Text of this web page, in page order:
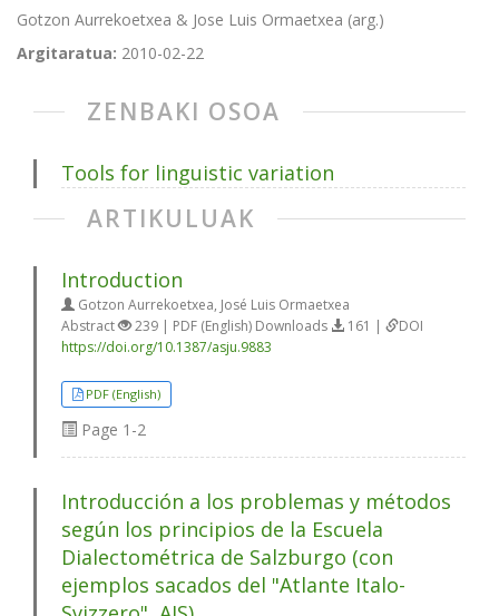
Gotzon Aurrekoetxea & Jose Luis Ormaetxea (arg.)
Argitaratua: 2010-02-22
ZENBAKI OSOA
Tools for linguistic variation
ARTIKULUAK
Introduction
Gotzon Aurrekoetxea, José Luis Ormaetxea
Abstract
239 | PDF (English) Downloads 161 |
DOI
https://doi.org/10.1387/asju.9883
PDF (English)
Page 1-2
Introducción a los problemas y métodos
según los principios de la Escuela
Dialectométrica de Salzburgo (con
ejemplos sacados del "Atlante Italo-